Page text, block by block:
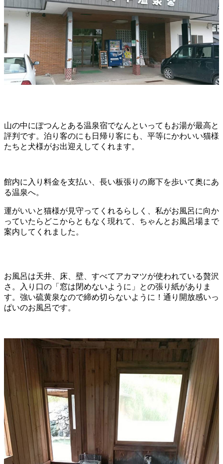
山の中にぽつんとある温泉宿でなんといってもお湯が最高と
評判です。泊り客のにも日帰り客にも、平等にかわいい猫様
たちと犬様がお出迎えしてくれます。
館内に入り料金を支払い、長い板張りの廊下を歩いて奥にあ
る温泉へ。
運がいいと猫様が見守ってくれるらしく、私がお風呂に向か
っていたらどこからともなく現れて、ちゃんとお風呂場まで
案内してくれました。
お風呂は天井、床、壁、すべてアカマツが使われている贅沢
さ。入り口の「窓は閉めないように」との張り紙がありま
す。強い硫黄泉なので締め切らないように！通り開放感いっ
ぱいのお風呂です。